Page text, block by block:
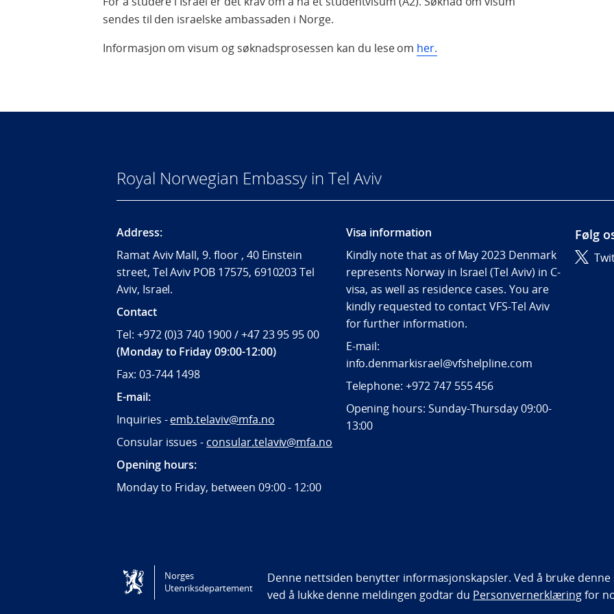
sendes til den israelske ambassaden i Norge.
Informasjon om visum og søknadsprosessen kan du lese om her.
Royal Norwegian Embassy in Tel Aviv
Address:
Ramat Aviv Mall, 9. floor , 40 Einstein
street, Tel Aviv POB 17575, 6910203 Tel
Aviv, Israel.
Contact
Tel: +972 (0)3 740 1900 / +47 23 95 95 00
(Monday to Friday 09:00-12:00)
Fax: 03-744 1498
E-mail:
Inquiries -emb.telaviv@mfa.no
Consular issues - consular.telaviv@mfa.no
Opening hours:
Monday to Friday, between 09:00 - 12:00
Visa information
Kindly note that as of May 2023 Denmark
represents Norway in Israel (Tel Aviv) in C-
visa, as well as residence cases. You are
kindly requested to contact VFS-Tel Aviv
for further information.
E-mail:
info.denmarkisrael@vfshelpline.com
Telephone: +972 747 555 456
Opening hours: Sunday-Thursday 09:00-
13:00
Følg
Tilgjengelighetserklæring / Accessibility statement (NO)
Norges
Utenriksdepartement
Denne nettsiden benytter informasjonskapsler. Ved å bruke
ved å lukke denne meldingen godtar du Personvernerklæringfor